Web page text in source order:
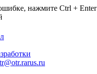
нажмите Ctrl + Enter